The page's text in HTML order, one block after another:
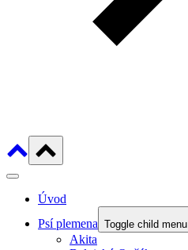
Úvod
Psí plemena Toggle child menu
Akita